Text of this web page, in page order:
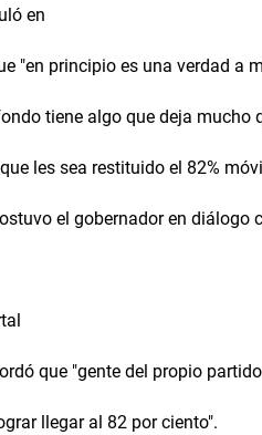
en
"en principio es una verdad a
tiene algo que deja mucho
les sea restituido el 82%
el gobernador en diálogo
que "gente del propio
llegar al 82 por ciento".